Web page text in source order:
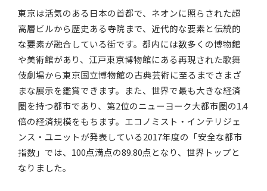
東京は活気のある日本の首都で、ネオンに照らされた超
高層ビルから歴史ある寺院まで、近代的な要素と伝統的
な要素が融合している街です。都内には数多くの博物館
や美術館があり、江戸東京博物館にある再現された歌舞
伎劇場から東京国立博物館の古典芸術に至るまでさまざ
まな展示を鑑賞できます。また、世界で最も大きな経済
圏を持つ都市であり、第2位のニューヨーク大都市圏の1.4
倍の経済規模をもちます。エコノミスト・インテリジェ
ンス・ユニットが発表している2017年度の「安全な都市
指数」では、100点満点の89.80点となり、世界トップと
なりました。